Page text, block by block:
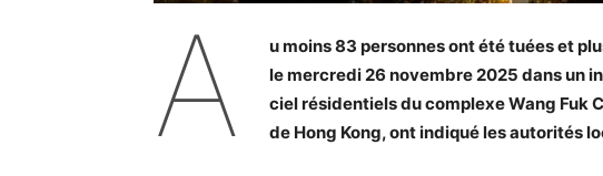
A
u moins 83 personnes ont été tuées et
le mercredi 26 novembre 2025 dans un
ciel résidentiels du complexe Wang Fuk
de Hong Kong, ont indiqué les autorités